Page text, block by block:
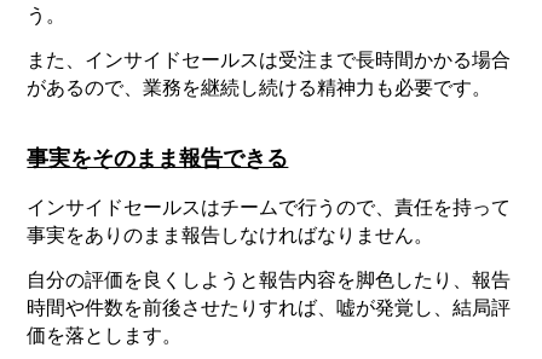
う。
また、インサイドセールスは受注まで長時間かかる場合
があるので、業務を継続し続ける精神力も必要です。
事実をそのまま報告できる
インサイドセールスはチームで行うので、責任を持って
事実をありのまま報告しなければなりません。
自分の評価を良くしようと報告内容を脚色したり、報告
時間や件数を前後させたりすれば、嘘が発覚し、結局評
価を落とします。